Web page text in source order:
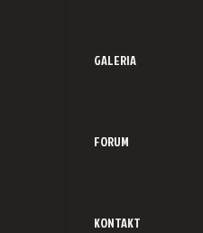
GALERIA
FORUM
KONTAKT